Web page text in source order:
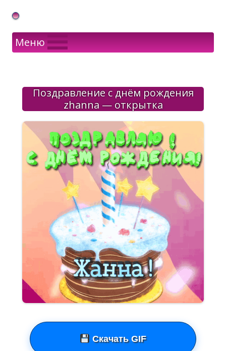
Gif Открытки в подарок
Меню
Поздравление с днём рождения
zhanna — открытка
Скачать GIF